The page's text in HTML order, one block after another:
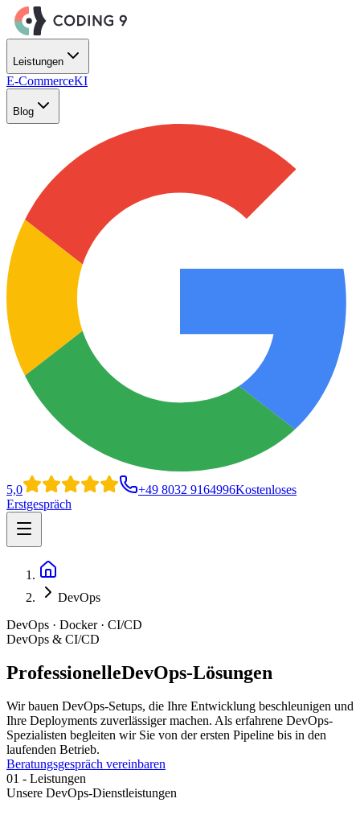
Zum Hauptinhalt springen
Leistungen
E-CommerceKI
Blog
5,0 +49 8032 9164996Kostenloses
Erstgespräch
Open main menu
DevOps
DevOps · Docker · CI/CD
DevOps & CI/CD
ProfessionelleDevOps-Lösungen
Wir bauen DevOps-Setups, die Ihre Entwicklung beschleunigen und
Ihre Deployments zuverlässiger machen. Als erfahrene DevOps-
Spezialisten begleiten wir Sie von der ersten Pipeline bis in den
laufenden Betrieb.
Beratungsgespräch vereinbaren
01 - Leistungen
Unsere DevOps-Dienstleistungen